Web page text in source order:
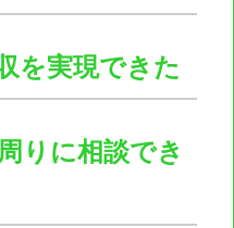
を実現できた
りに相談でき